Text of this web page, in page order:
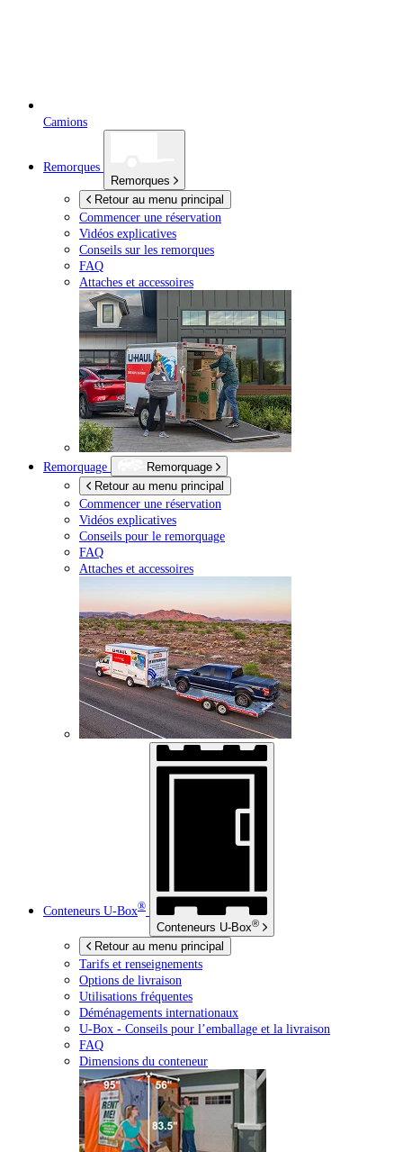
Camions
Remorques
Remorques
Retour au menu principal
Commencer une réservation
Vidéos explicatives
Conseils sur les remorques
FAQ
Attaches et accessoires
Remorquage
Remorquage
Retour au menu principal
Commencer une réservation
Vidéos explicatives
Conseils pour le remorquage
FAQ
Attaches et accessoires
Conteneurs U-Box®
Conteneurs U-Box®
Retour au menu principal
Tarifs et renseignements
Options de livraison
Utilisations fréquentes
Déménagements internationaux
U-Box - Conseils pour l’emballage et la livraison
FAQ
Dimensions du conteneur